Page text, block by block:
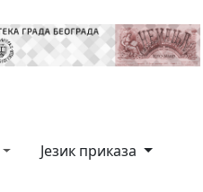
Језик приказа